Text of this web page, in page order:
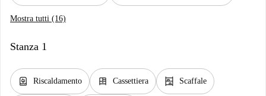
Mostra tutti (16)
Stanza 1
water_heater Riscaldamento dresser Cassettiera shelves Scaffale